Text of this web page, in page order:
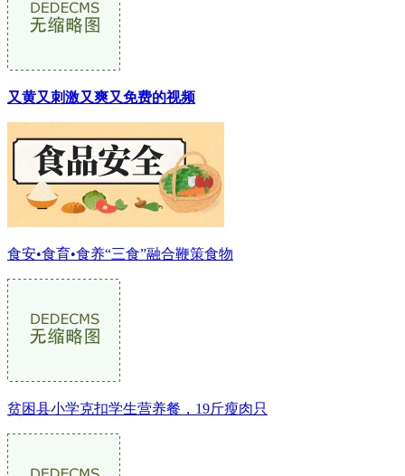
又黄又刺激又爽又免费的视频
食安•食育•食养“三食”融合鞭策食物
贫困县小学克扣学生营养餐，19斤瘦肉只